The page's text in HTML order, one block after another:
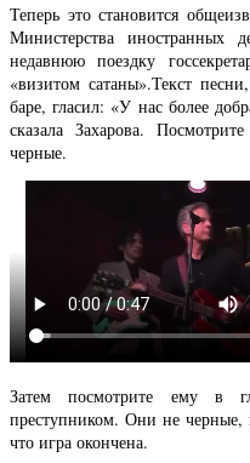
Теперь это становится
Министерства иностранных
недавнюю поездку
«визитом сатаны».Текст
баре, гласил: «У нас более
сказала Захарова.
черные.
Затем посмотрите ему в
преступником. Они не
что игра окончена.